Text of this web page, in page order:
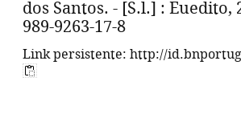
dos Santos. - [S.l.] : Euedito,
989-9263-17-8
Link persistente: http://